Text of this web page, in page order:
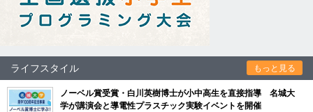
ライフスタイル もっと見る
ノーベル賞受賞・白川英樹博士が小中高生を直接指導 名城大
学が講演会と導電性プラスチック実験イベントを開催